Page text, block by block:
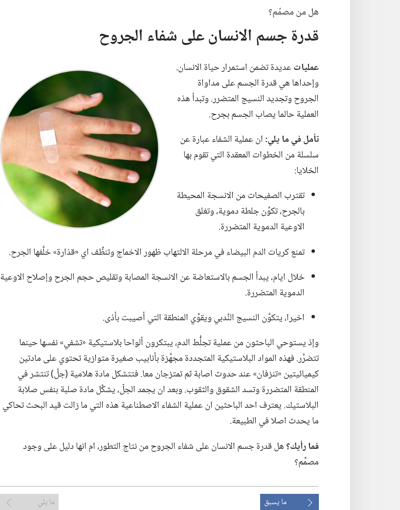
هل من مصمِّم؟‏
قدرة جسم الانسان على شفاء الجروح
عملياتعديدة تضمن استمرار حياة الانسان.‏
وإحداها هي قدرة الجسم على مداواة
الجروح وتجديد النسيج المتضرر.‏ وتبدأ هذه
العملية حالما يصاب الجسم بجرح.‏
تأملفيما يلي:‏ان عملية الشفاء عبارة عن
سلسلة من الخطوات المعقدة التي تقوم بها
الخلايا:‏
تقترب الصفيحات من الانسجة المحيطة
بالجرح،‏ تكوِّن جلطة دموية،‏ وتغلق
الاوعية الدموية المتضررة.‏
تمنع كريات الدم البيضاء في مرحلة الالتهاب ظهور الاخماج وتنظِّف اي «قذارة» خلَّفها الجرح.‏
خلال ايام،‏ يبدأ الجسم بالاستعاضة عن الانسجة المصابة وتقليص حجم الجرح وإصلاح الاوعية
الدموية المتضررة.‏
اخيرا،‏ يتكوَّن النسيج النَّدبي ويقوِّي المنطقة التي أصيبت بأذى.‏
وإذ يستوحي الباحثون من عملية تجلُّط الدم،‏ يبتكرون ألواحا بلاستيكية «تشفي» نفسها حينما
تتضرَّر.‏ فهذه المواد البلاستيكية المتجددة مجهَّزة بأنابيب صغيرة متوازية تحتوي على مادتين
كيميائيتين «تنزفان» عند حدوث اصابة ثم تمتزجان معا.‏ فتتشكل مادة هلامية (‏جلّ)‏ تنتشر في
المنطقة المتضررة وتسد الشقوق والثقوب.‏ وبعد ان يجمد الجلّ،‏ يشكِّل مادة صلبة بنفس صلابة
البلاستيك.‏ يعترف احد الباحثين ان عملية الشفاء الاصطناعية هذه التي ما زالت قيد البحث تحاكي
ما يحدث اصلا في الطبيعة.‏
فما رأيك؟‏هل قدرة جسم الانسان على شفاء الجروح من نتاج التطور،‏ ام انها دليل على وجود
مصمِّم؟‏
ما يسبق ما يلي